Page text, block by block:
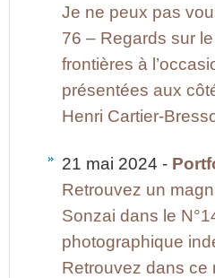
Je ne peux pas
76 – Regards sur
frontières à
présentées aux
Henri Cartier-
21 mai 2024 -
Retrouvez un
Sonzai dans le
photographique
Retrouvez dans ce